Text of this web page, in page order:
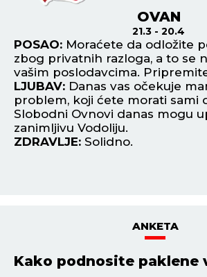
OVAN
21.3 - 20.4
POSAO: Moraćete da odložite
zbog privatnih razloga, a to se
vašim poslodavcima.
LJUBAV: Danas vas očekuje
problem, koji ćete morati sami
Slobodni Ovnovi danas mogu
zanimljivu Vodoliju.
ZDRAVLJE: Solidno.
ANKETA
Kako podnosite paklene